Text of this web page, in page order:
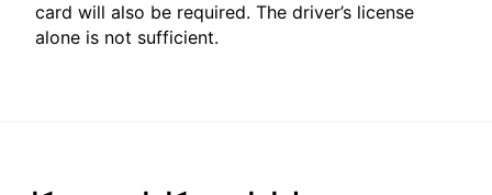
card will also be required. The driver’s license
alone is not sufficient.